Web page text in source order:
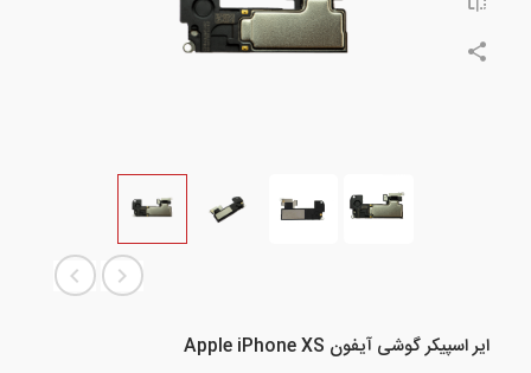
ایر اسپیکر گوشی آیفون Apple iPhone XS